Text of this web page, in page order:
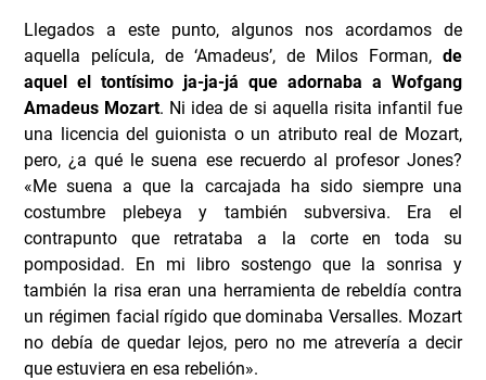
Llegados a este punto, algunos nos acordamos de
aquella película, de ‘Amadeus’, de Milos Forman, de
aquel el tontísimo ja-ja-já que adornaba a Wofgang
Amadeus Mozart. Ni idea de si aquella risita infantil fue
una licencia del guionista o un atributo real de Mozart,
pero, ¿a qué le suena ese recuerdo al profesor Jones?
«Me suena a que la carcajada ha sido siempre una
costumbre plebeya y también subversiva. Era el
contrapunto que retrataba a la corte en toda su
pomposidad. En mi libro sostengo que la sonrisa y
también la risa eran una herramienta de rebeldía contra
un régimen facial rígido que dominaba Versalles. Mozart
no debía de quedar lejos, pero no me atrevería a decir
que estuviera en esa rebelión».